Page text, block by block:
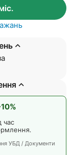
час
УБД / Документи